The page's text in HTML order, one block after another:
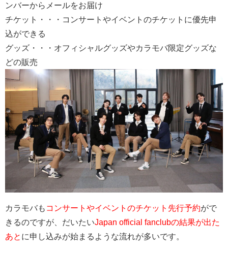
ンバーからメールをお届け
チケット・・・コンサートやイベントのチケットに優先申
込ができる
グッズ・・・オフィシャルグッズやカラモバ限定グッズな
どの販売
カラモバも コンサートやイベントのチケット先行予約がで
きるのですが、だいたいJapan official fanclubの結果が出た
あと に申し込みが始まるような流れが多いです。